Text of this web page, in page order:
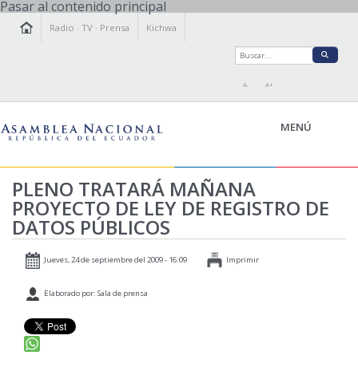
Pasar al contenido principal
Radio ·TV · Prensa Kichwa
A- A+
MENÚ
LA ASAMBLEA
LEGISLAMOS
FISCALIZAMOS
PRENSA
PARTICIPACIÓN
RELACIONES INTERNACIONALES
AGENDA
PLENO TRATARÁ MAÑANA
PROYECTO DE LEY DE REGISTRO DE
DATOS PÚBLICOS
Jueves, 24 de septiembre del 2009 - 16:09 Imprimir
Elaborado por: Sala de prensa